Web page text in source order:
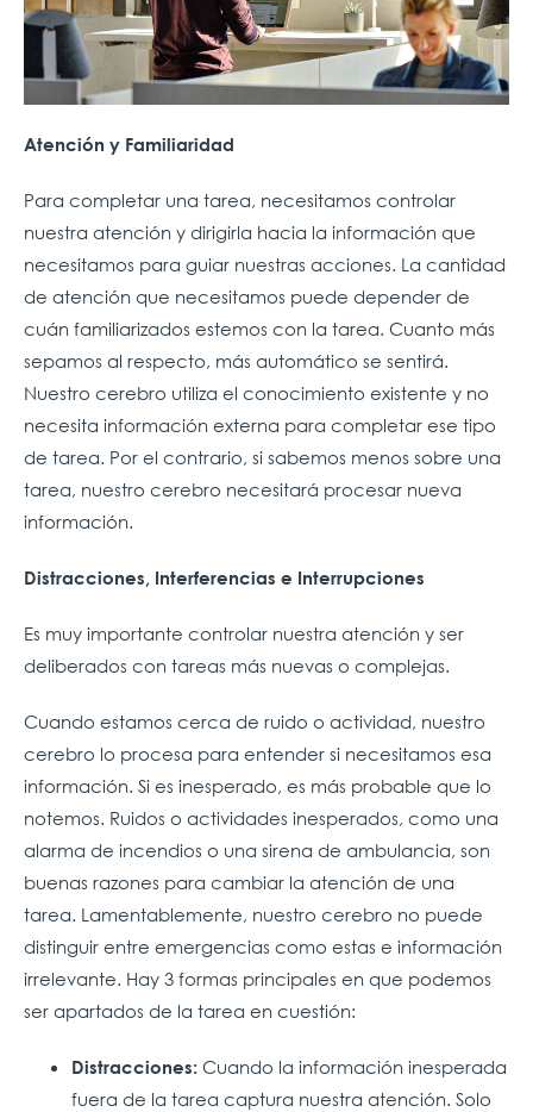
Atención y Familiaridad
Para completar una tarea, necesitamos controlar
nuestra atención y dirigirla hacia la información que
necesitamos para guiar nuestras acciones. La cantidad
de atención que necesitamos puede depender de
cuán familiarizados estemos con la tarea. Cuanto más
sepamos al respecto, más automático se sentirá.
Nuestro cerebro utiliza el conocimiento existente y no
necesita información externa para completar ese tipo
de tarea. Por el contrario, si sabemos menos sobre una
tarea, nuestro cerebro necesitará procesar nueva
información.
Distracciones, Interferencias e Interrupciones
Es muy importante controlar nuestra atención y ser
deliberados con tareas más nuevas o complejas.
Cuando estamos cerca de ruido o actividad, nuestro
cerebro lo procesa para entender si necesitamos esa
información. Si es inesperado, es más probable que lo
notemos. Ruidos o actividades inesperados, como una
alarma de incendios o una sirena de ambulancia, son
buenas razones para cambiar la atención de una
tarea. Lamentablemente, nuestro cerebro no puede
distinguir entre emergencias como estas e información
irrelevante. Hay 3 formas principales en que podemos
ser apartados de la tarea en cuestión:
Distracciones: Cuando la información inesperada
fuera de la tarea captura nuestra atención. Solo